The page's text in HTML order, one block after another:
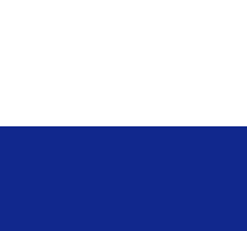
MediaSocial Media